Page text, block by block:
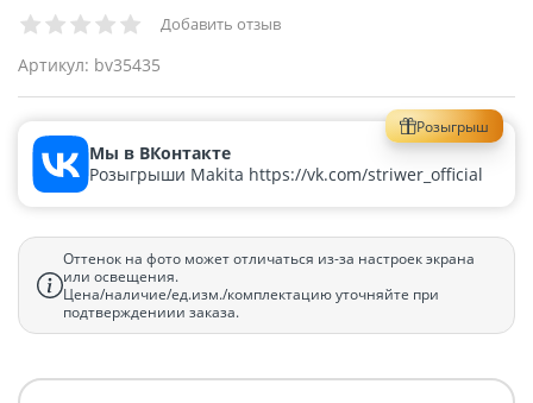
Добавить отзыв
Артикул: bv35435
Розыгрыш
Мы в ВКонтакте
Розыгрыши Makita https://vk.com/striwer_official
Оттенок на фото может отличаться из-за настроек экрана
или освещения.
Цена/наличие/ед.изм./комплектацию уточняйте при
подтверждениии заказа.